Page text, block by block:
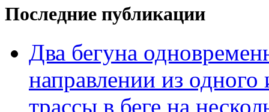
Последние публикации
Два бегуна
направлении из одного
трассы в беге на